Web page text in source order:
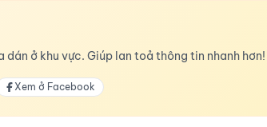
ở khu vực. Giúp lan toả thông tin nhanh hơn!
Xem ở Facebook